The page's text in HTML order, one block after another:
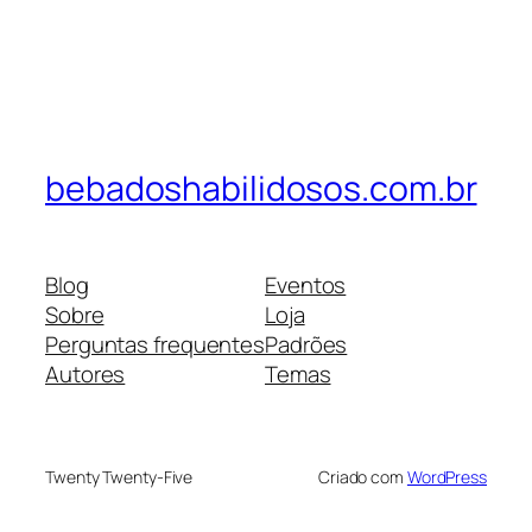
bebadoshabilidosos.com.br
Blog
Sobre
Perguntas frequentes
Autores
Eventos
Loja
Padrões
Temas
Twenty Twenty-Five Criado com WordPress